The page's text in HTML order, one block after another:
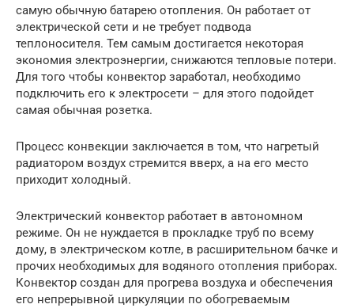
самую обычную батарею отопления. Он работает от
электрической сети и не требует подвода
теплоносителя. Тем самым достигается некоторая
экономия электроэнергии, снижаются тепловые потери.
Для того чтобы конвектор заработал, необходимо
подключить его к электросети – для этого подойдет
самая обычная розетка.
Процесс конвекции заключается в том, что нагретый
радиатором воздух стремится вверх, а на его место
приходит холодный.
Электрический конвектор работает в автономном
режиме. Он не нуждается в прокладке труб по всему
дому, в электрическом котле, в расширительном бачке и
прочих необходимых для водяного отопления приборах.
Конвектор создан для прогрева воздуха и обеспечения
его непрерывной циркуляции по обогреваемым